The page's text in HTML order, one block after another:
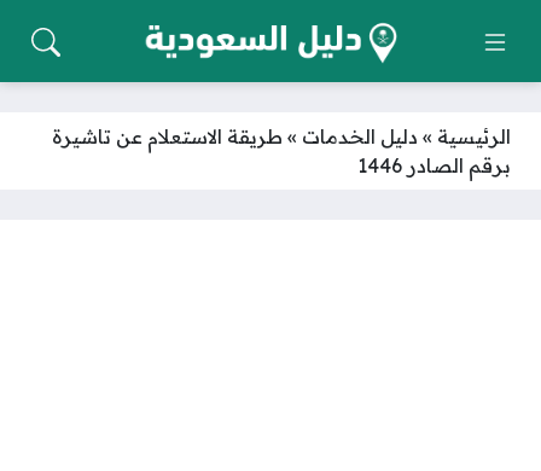
الرئيسية » دليل الخدمات » طريقة الاستعلام عن تاشيرة
برقم الصادر 1446